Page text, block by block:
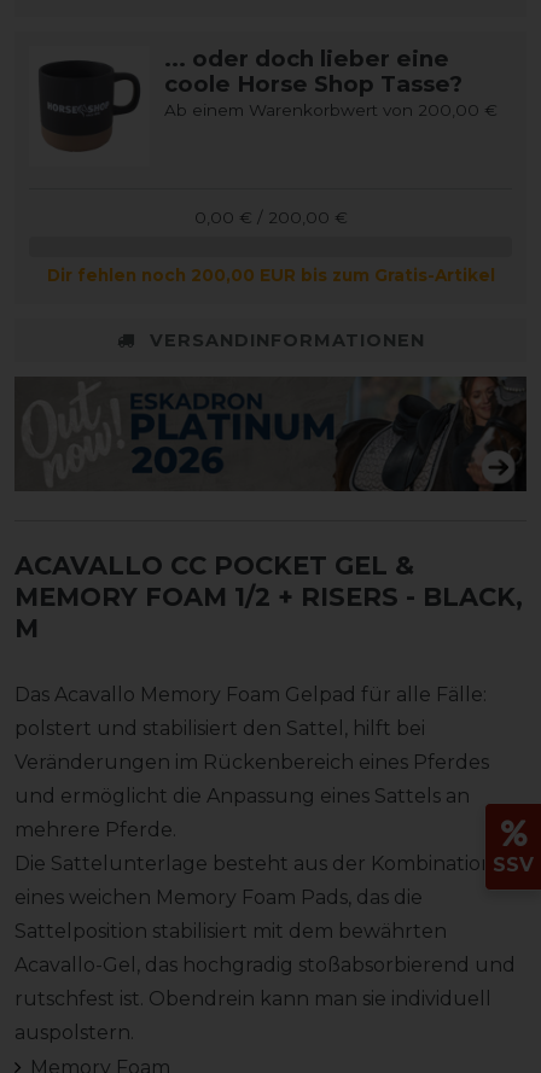
... oder doch lieber eine
coole Horse Shop Tasse?
Ab einem Warenkorbwert von 200,00 €
0,00 € / 200,00 €
Dir fehlen noch 200,00 EUR bis zum Gratis-Artikel
VERSANDINFORMATIONEN
ACAVALLO CC POCKET GEL &
MEMORY FOAM 1/2 + RISERS - BLACK,
M
Das Acavallo Memory Foam Gelpad für alle Fälle:
polstert und stabilisiert den Sattel, hilft bei
Veränderungen im Rückenbereich eines Pferdes
und ermöglicht die Anpassung eines Sattels an
mehrere Pferde.
Die Sattelunterlage besteht aus der Kombination
eines weichen Memory Foam Pads, das die
Sattelposition stabilisiert mit dem bewährten
Acavallo-Gel, das hochgradig stoßabsorbierend und
rutschfest ist. Obendrein kann man sie individuell
auspolstern.
Memory Foam
SSV